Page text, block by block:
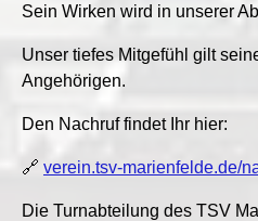
Sein Wirken wird in unserer
Unser tiefes Mitgefühl gilt
Angehörigen.
Den Nachruf findet Ihr hier:
🔗 verein.tsv-marienfelde.de/
Die Turnabteilung des TSV